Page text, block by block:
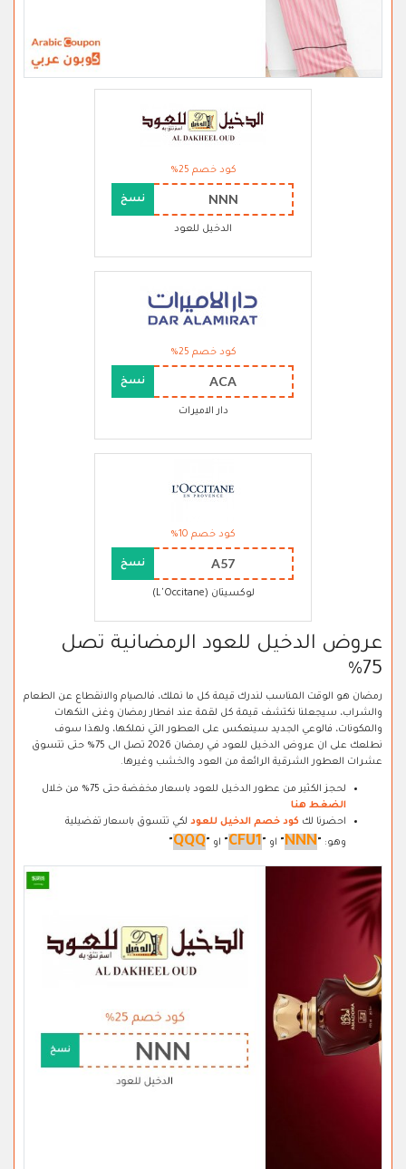
كود خصم 25%
NNN نسخ
الدخيل للعود
كود خصم 25%
ACA نسخ
دار الاميرات
كود خصم 10%
A57 نسخ
لوكسيتان (L'Occitane)
عروض الدخيل للعود الرمضانية تصل
75%
رمضان هو الوقت المناسب لندرك قيمة كل ما نملك، فالصيام والانقطاع عن الطعام
والشراب، سيجعلنا نكتشف قيمة كل لقمة عند افطار رمضان وغنى النكهات
والمكونات، فالوعي الجديد سينعكس على العطور التي نملكها، ولهذا سوف
نطلعك على ان عروض الدخيل للعود في رمضان 2026 تصل الى 75% حتى تتسوق
عشرات العطور الشرقية الرائعة من العود والخشب وغيرها.
لحجز الكثير من عطور الدخيل للعود باسعار مخفضة حتى 75% من خلال
الضغط هنا
احضرنا لك كود خصم الدخيل للعود لكي تتسوق باسعار تفضيلية
وهو: "
NNN
" او "
CFU1
" او "
QQQ
"